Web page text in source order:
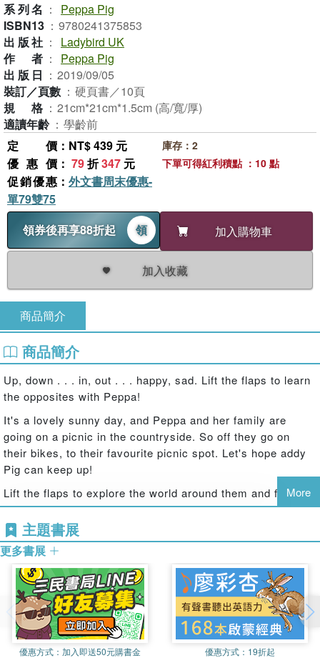
系列名 ：
Peppa Pig
ISBN13 ： 9780241375853
出版社 ：
Ladybird UK
作者 ：
Peppa Pig
出版日 ： 2019/09/05
裝訂／頁數 ： 硬頁書／10頁
規格 ： 21cm*21cm*1.5cm (高/寬/厚)
適讀年齡 ： 學齡前
定價 ：NT$ 439 元
優惠價 ： 79折347 元
促銷優惠 ： 外文書周末優惠-
單79雙75
領券後再享88折起
領 加入購物車
加入收藏
庫存：2
下單可得紅利積點 ：10 點
商品簡介
商品簡介
Up, down . . . in, out . . . happy, sad. Lift the flaps to learn
the opposites with Peppa!
It's a lovely sunny day, and Peppa and her family are
going on a picnic in the countryside. So off they go on
their bikes, to their favourite picnic spot. Let's hope addy
Pig can keep up!
Lift the flaps to explore the world around them and find out
all about opposites, including happy/sad, big/small,
up/down and lots of others.
More
主題書展
更多書展
優惠方式： 加入即送50元購書金 優惠方式： 19折起